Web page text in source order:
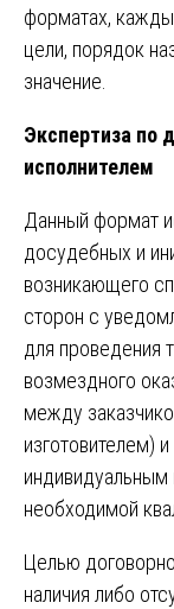
форматах,
цели, порядок
значение.
Экспертиза по
исполнителем
Данный формат
досудебных и
возникающего
сторон с
для проведения
возмездного
между
изготовителем)
необходимой
Целью
наличия либо